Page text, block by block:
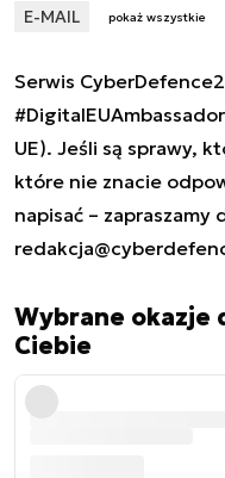
E-MAIL
pokaż wszystkie
Serwis
UE). Jeśli są sprawy,
które nie znacie
napisać – zapraszamy
Wybrane okazje
Ciebie